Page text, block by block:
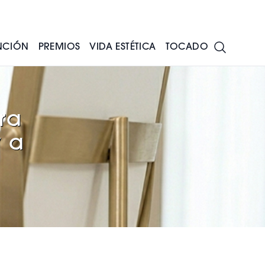
PREMIOS VIDA ESTÉTICA TOCADO
a